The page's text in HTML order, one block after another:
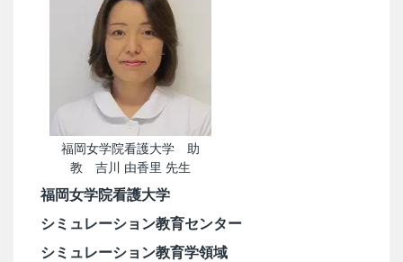
福岡女学院看護大学 助
教 吉川 由香里 先生
福岡女学院看護大学
シミュレーション教育センター
シミュレーション教育学領域